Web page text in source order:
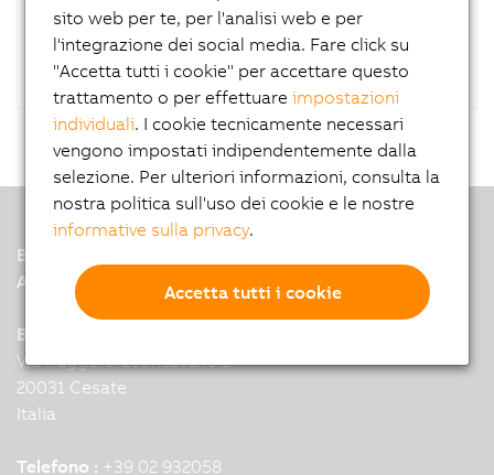
RAID controller.
B&R
A member of the ABB Group
B&R Headquarters: Milano
Via Ruggero Leoncavallo 1
20031 Cesate
Italia
Telefono : +39 02 932058
sito web per te, per l'analisi web e per
l'integrazione dei social media. Fare click su
"Accetta tutti i cookie" per accettare questo
trattamento o per effettuareimpostazioni
individuali. I cookie tecnicamente necessari
vengono impostati indipendentemente dalla
selezione. Per ulteriori informazioni, consulta la
nostra politica sull'uso dei cookie e le nostre
informative sulla privacy.
Accetta tutti i cookie